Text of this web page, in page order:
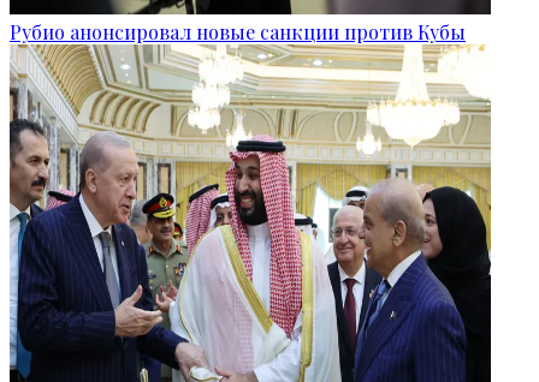
Рубио анонсировал новые санкции против Кубы